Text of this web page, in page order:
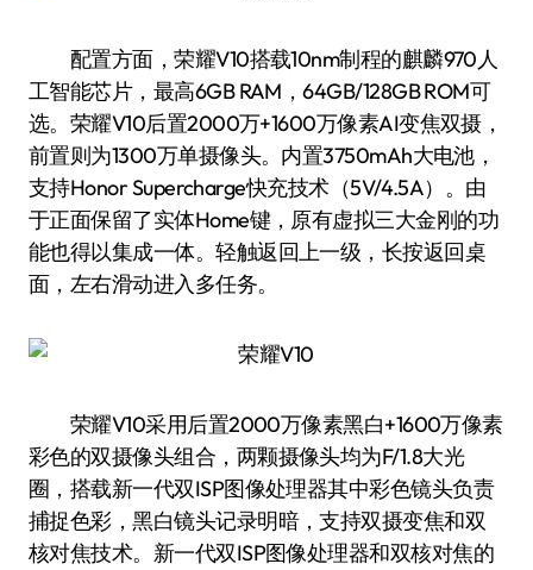
配置方面，荣耀V10搭载10nm制程的麒麟970人
工智能芯片，最高6GB RAM，64GB/128GB ROM可
选。荣耀V10后置2000万+1600万像素AI变焦双摄，
前置则为1300万单摄像头。内置3750mAh大电池，
支持Honor Supercharge快充技术（5V/4.5A）。由
于正面保留了实体Home键，原有虚拟三大金刚的功
能也得以集成一体。轻触返回上一级，长按返回桌
面，左右滑动进入多任务。
荣耀V10采用后置2000万像素黑白+1600万像素
彩色的双摄像头组合，两颗摄像头均为F/1.8大光
圈，搭载新一代双ISP图像处理器其中彩色镜头负责
捕捉色彩，黑白镜头记录明暗，支持双摄变焦和双
核对焦技术。新一代双ISP图像处理器和双核对焦的